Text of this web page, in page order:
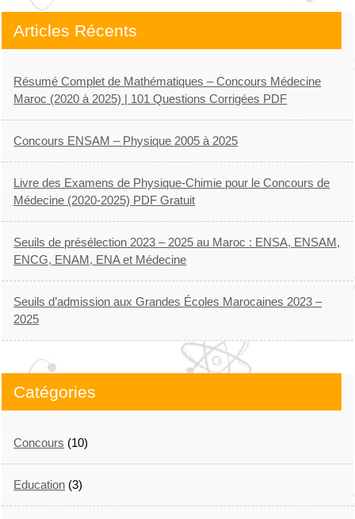
Articles Récents
Résumé Complet de Mathématiques – Concours Médecine
Maroc (2020 à 2025) | 101 Questions Corrigées PDF
Concours ENSAM – Physique 2005 à 2025
Livre des Examens de Physique-Chimie pour le Concours de
Médecine (2020-2025) PDF Gratuit
Seuils de présélection 2023 – 2025 au Maroc : ENSA, ENSAM,
ENCG, ENAM, ENA et Médecine
Seuils d’admission aux Grandes Écoles Marocaines 2023 –
2025
Catégories
Concours (10)
Education (3)